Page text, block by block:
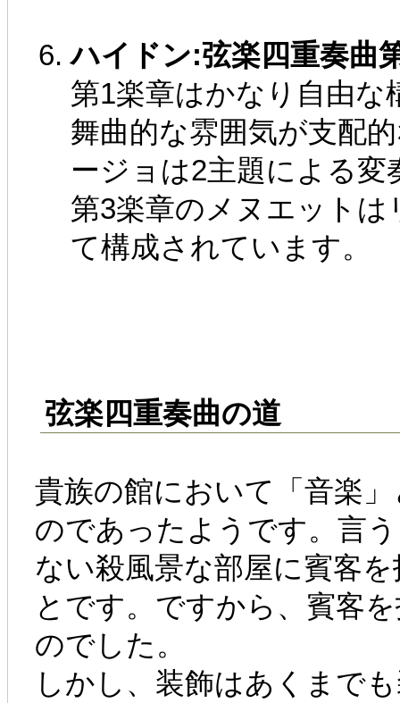
ハイドン:弦楽四重奏曲
第1楽章はかなり自由
舞曲的な雰囲気が支配
ージョは2主題による
第3楽章のメヌエット
て構成されています。
弦楽四重奏曲の道
貴族の館において「音楽
のであったようです。言
ない殺風景な部屋に賓客
とです。ですから、賓客
のでした。
しかし、装飾はあくまで